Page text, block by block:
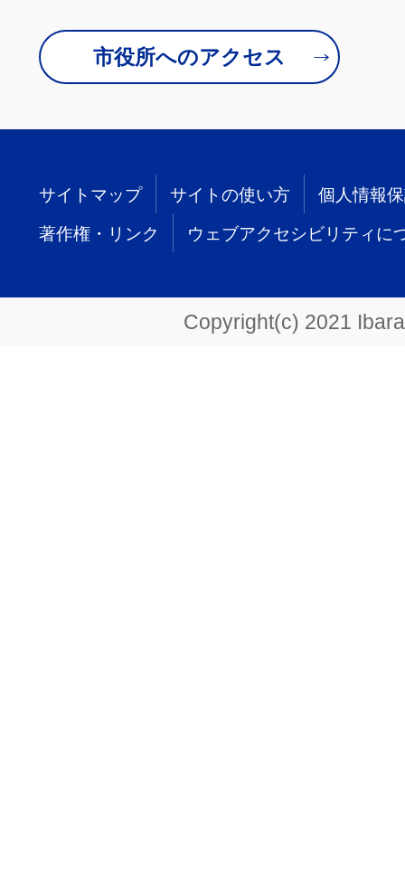
市役所へのアクセス
サイトマップ サイトの使い方 個人情報
著作権・リンク ウェブアクセシビリティに
Copyright(c) 2021